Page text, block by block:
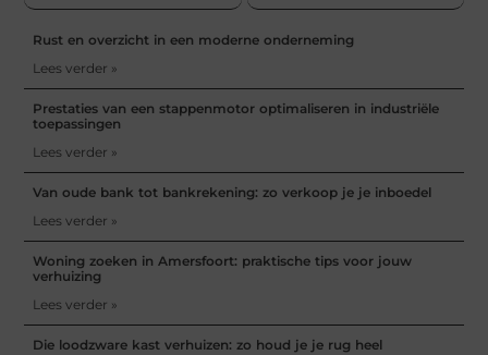
Rust en overzicht in een moderne onderneming
Lees verder »
Prestaties van een stappenmotor optimaliseren in industriële
toepassingen
Lees verder »
Van oude bank tot bankrekening: zo verkoop je je inboedel
Lees verder »
Woning zoeken in Amersfoort: praktische tips voor jouw
verhuizing
Lees verder »
Die loodzware kast verhuizen: zo houd je je rug heel